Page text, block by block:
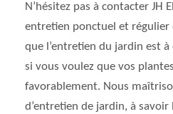
N’hésitez pas à contacter JH
entretien ponctuel et régulier
que l’entretien du jardin est
si vous voulez que vos
favorablement. Nous
d’entretien de jardin, à